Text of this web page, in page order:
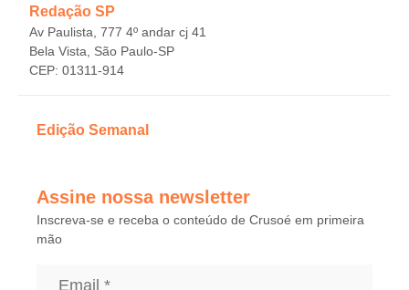
Redação SP
Av Paulista, 777 4º andar cj 41
Bela Vista, São Paulo-SP
CEP: 01311-914
Edição Semanal
Assine nossa newsletter
Inscreva-se e receba o conteúdo de Crusoé em primeira
mão